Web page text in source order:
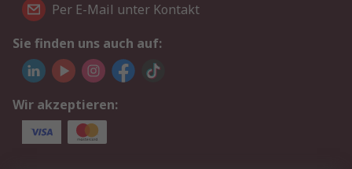
Per E-Mail unter Kontakt
Sie finden uns auch auf:
Wir akzeptieren: